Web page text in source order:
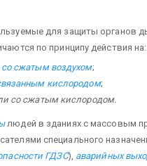
для защиты органов
по принципу действия на:
со сжатым воздухом;
кислородом;
со сжатым кислородом.
людей в зданиях с массовым
специального
ГДЗС), аварийных